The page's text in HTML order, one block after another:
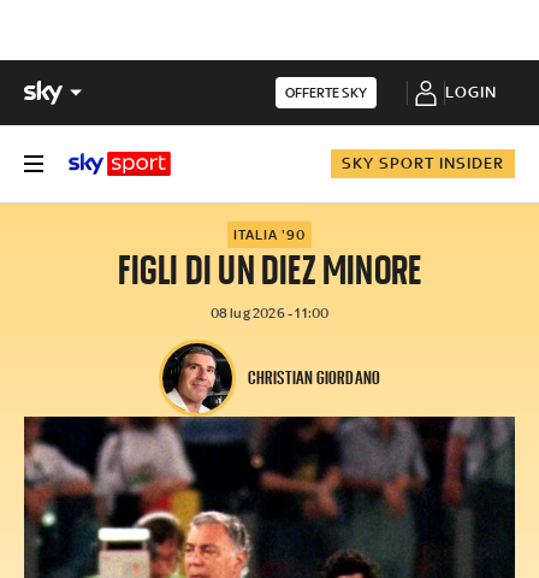
OFFERTE SKY LOGIN
SKY SPORT INSIDER
ITALIA '90
FIGLI DI UN DIEZ MINORE
08 lug 2026 - 11:00
CHRISTIAN GIORDANO